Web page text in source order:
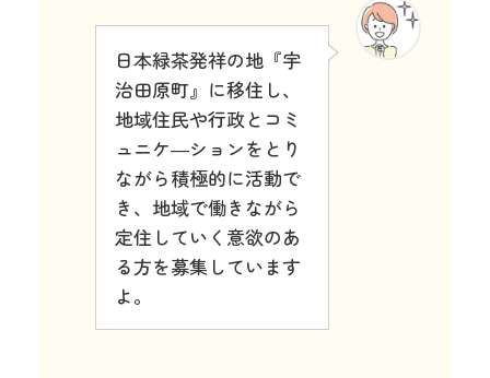
日本緑茶発祥の地『宇
治田原町』に移住し、
地域住民や行政とコミ
ュニケ―ションをとり
ながら積極的に活動で
き、地域で働きながら
定住していく意欲のあ
る方を募集しています
よ。